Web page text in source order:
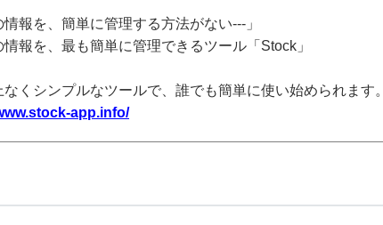
情報を、簡単に管理する方法がない---」
報を、最も簡単に管理できるツール「Stock」
なくシンプルなツールで、誰でも簡単に使い始められます。
app.info/